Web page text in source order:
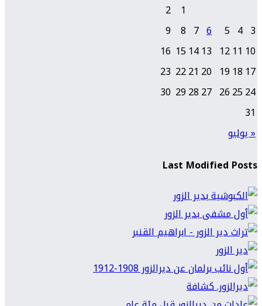
« يوليو
1
2
3
4
5
6
7
8
9
10
11
12
13
14
15
16
17
18
19
20
21
22
23
24
25
26
27
28
29
30
31
Last Modified Posts